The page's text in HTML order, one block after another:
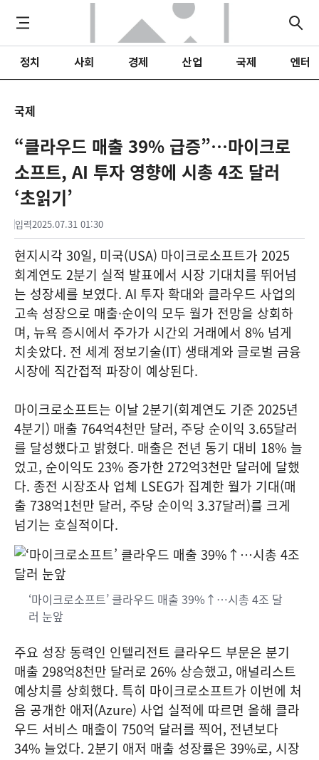
정치 사회 경제 산업 국제 엔터
국제
“클라우드 매출 39% 급증”…마이크로
소프트, AI 투자 영향에 시총 4조 달러
‘초읽기’
입력2025.07.31 01:30
현지시각 30일, 미국(USA) 마이크로소프트가 2025
회계연도 2분기 실적 발표에서 시장 기대치를 뛰어넘
는 성장세를 보였다. AI 투자 확대와 클라우드 사업의
고속 성장으로 매출·순이익 모두 월가 전망을 상회하
며, 뉴욕 증시에서 주가가 시간외 거래에서 8% 넘게
치솟았다. 전 세계 정보기술(IT) 생태계와 글로벌 금융
시장에 직간접적 파장이 예상된다.
마이크로소프트는 이날 2분기(회계연도 기준 2025년
4분기) 매출 764억4천만 달러, 주당 순이익 3.65달러
를 달성했다고 밝혔다. 매출은 전년 동기 대비 18% 늘
었고, 순이익도 23% 증가한 272억3천만 달러에 달했
다. 종전 시장조사 업체 LSEG가 집계한 월가 기대(매
출 738억1천만 달러, 주당 순이익 3.37달러)를 크게
넘기는 호실적이다.
‘마이크로소프트’ 클라우드 매출 39%↑…시총 4조 달
러 눈앞
주요 성장 동력인 인텔리전트 클라우드 부문은 분기
매출 298억8천만 달러로 26% 상승했고, 애널리스트
예상치를 상회했다. 특히 마이크로소프트가 이번에 처
음 공개한 애저(Azure) 사업 실적에 따르면 올해 클라
우드 서비스 매출이 750억 달러를 찍어, 전년보다
34% 늘었다. 2분기 애저 매출 성장률은 39%로, 시장